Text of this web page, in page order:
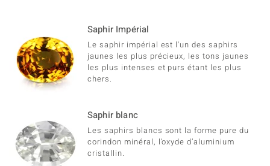
Saphir Impérial
Le saphir impérial est l'un des saphirs
jaunes les plus précieux, les tons jaunes
les plus intenses et purs étant les plus
chers.
Saphir blanc
Les saphirs blancs sont la forme pure du
corindon minéral, l’oxyde d’aluminium
cristallin.